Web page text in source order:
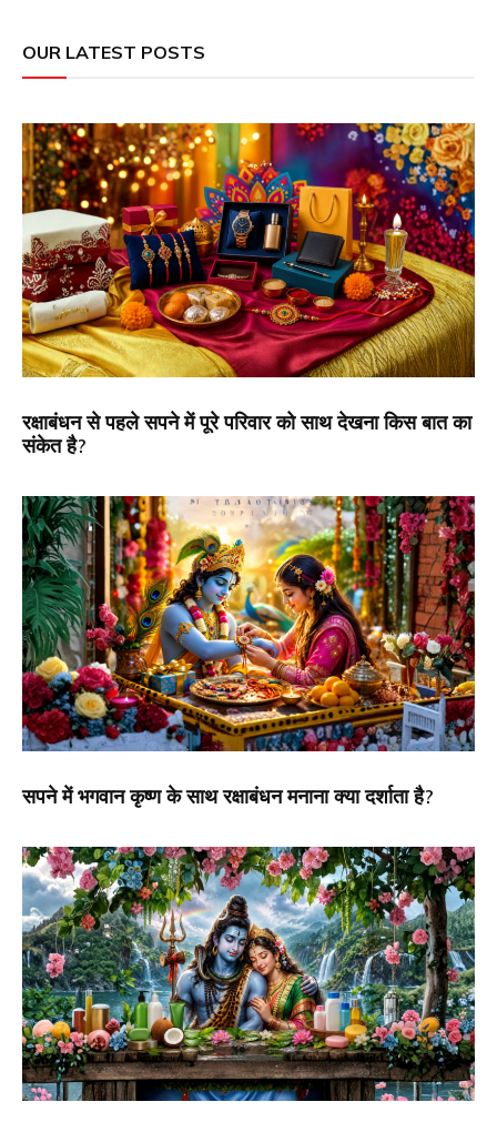
OUR LATEST POSTS
रक्षाबंधन से पहले सपने में पूरे परिवार को साथ देखना किस बात का
संकेत है?
सपने में भगवान कृष्ण के साथ रक्षाबंधन मनाना क्या दर्शाता है?